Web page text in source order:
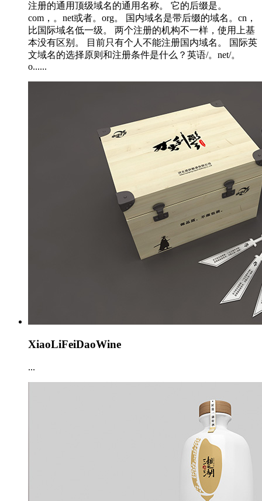
注册的通用顶级域名的通用名称。 它的后缀是。
com，。net或者。org。 国内域名是带后缀的域名。cn，
比国际域名低一级。 两个注册的机构不一样，使用上基
本没有区别。 目前只有个人不能注册国内域名。 国际英
文域名的选择原则和注册条件是什么？英语/。net/。
o......
XiaoLiFeiDaoWine
...